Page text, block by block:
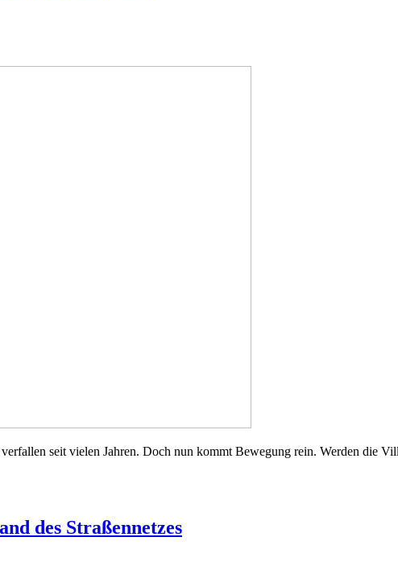
seit vielen Jahren. Doch nun kommt Bewegung rein. Werden die
des Straßennetzes